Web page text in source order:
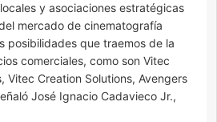
locales y asociaciones estratégicas
mercado de cinematografía
posibilidades que traemos de la
comerciales, como son Vitec
Vitec Creation Solutions, Avengers
José Ignacio Cadavieco Jr.,